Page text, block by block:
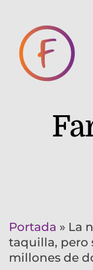
Portada » La
taquilla, pero
millones de